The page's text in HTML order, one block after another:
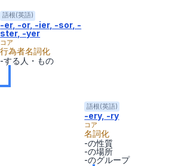
語根(英語)
-er, -or, -ier, -sor, -
ster, -yer
コア
行為者名詞化
-する人・もの
語根(英語)
-ery, -ry
コア
名詞化
-の性質
-の場所
-のグループ